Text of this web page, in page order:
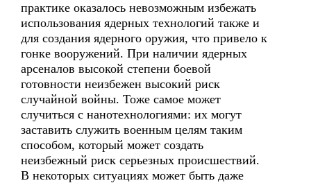
практике оказалось невозможным избежать
использования ядерных технологий также и
для создания ядерного оружия, что привело к
гонке вооружений. При наличии ядерных
арсеналов высокой степени боевой
готовности неизбежен высокий риск
случайной войны. Тоже самое может
случиться с нанотехнологиями: их могут
заставить служить военным целям таким
способом, который может создать
неизбежный риск серьезных происшествий.
В некоторых ситуациях может быть даже